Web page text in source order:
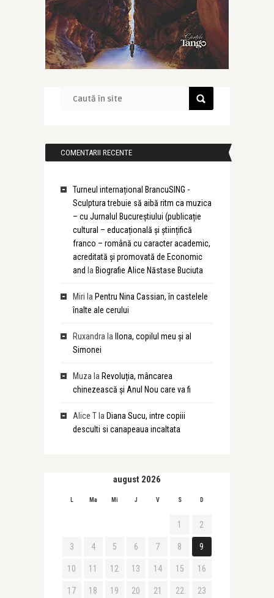
COMENTARII RECENTE
Turneul internațional BrancuSING -
Sculptura trebuie să aibă ritm ca muzica
– cu Jurnalul Bucureștiului (publicație
cultural – educațională și științifică
franco – română cu caracter academic,
acreditată și promovată de Economic
and la Biografie Alice Năstase Buciuta
Miri la Pentru Nina Cassian, în castelele
înalte ale cerului
Ruxandra la
Ilona, copilul meu și al
Simonei
Muza la Revoluția, mâncarea
chinezească și Anul Nou care va fi
Alice Tla Diana Sucu, intre copiii
desculti si canapeaua incaltata
august 2026
L Ma Mi J V S D
1 2
3 4 5 6 7 8 9
10 11 12 13 14 15 16
17 18 19 20 21 22 23